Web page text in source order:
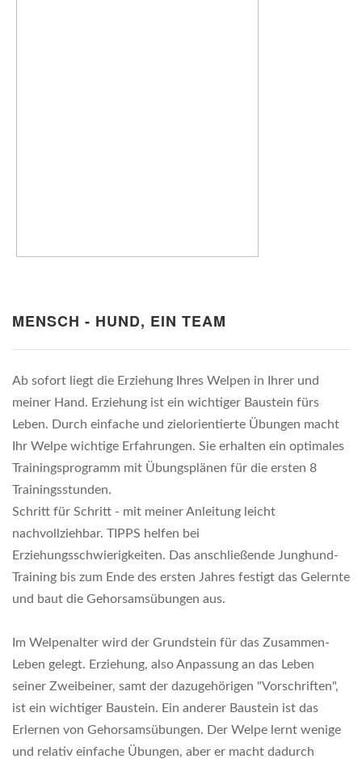
MENSCH - HUND, EIN TEAM
Ab sofort liegt die Erziehung Ihres Welpen in Ihrer und
meiner Hand. Erziehung ist ein wichtiger Baustein fürs
Leben. Durch einfache und zielorientierte Übungen macht
Ihr Welpe wichtige Erfahrungen. Sie erhalten ein optimales
Trainingsprogramm mit Übungsplänen für die ersten 8
Trainingsstunden.
Schritt für Schritt - mit meiner Anleitung leicht
nachvollziehbar. TIPPS helfen bei
Erziehungsschwierigkeiten. Das anschließende Junghund-
Training bis zum Ende des ersten Jahres festigt das Gelernte
und baut die Gehorsamsübungen aus.
Im Welpenalter wird der Grundstein für das Zusammen-
Leben gelegt. Erziehung, also Anpassung an das Leben
seiner Zweibeiner, samt der dazugehörigen "Vorschriften",
ist ein wichtiger Baustein. Ein anderer Baustein ist das
Erlernen von Gehorsamsübungen. Der Welpe lernt wenige
und relativ einfache Übungen, aber er macht dadurch